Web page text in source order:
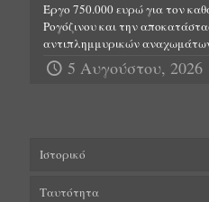
Έργο 750.000 ευρώ για τον
Ρογόζινου και την
αντιπλημμυρικών
5 Αυγούστου, 2026
Ιστορικό
Ταυτότητα